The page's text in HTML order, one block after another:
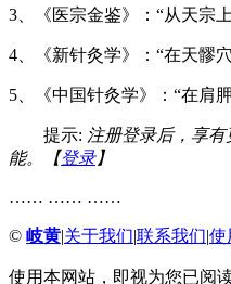
3、《医宗金鉴》：“从天宗
4、《新针灸学》：“在天髎
5、《中国针灸学》：“在肩
提示: 注册登录后，享
能。【登录】
…… …… ……
© 岐黄|关于我们|联系我们|使
使用本网站，即视为您已阅